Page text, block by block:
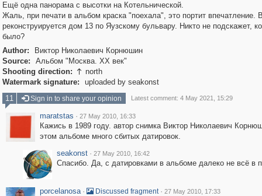
Ещё одна панорама с высотки на Котельнической.
Жаль, при печати в альбом краска "поехала", это портит впечатление.
реконструируется дом 13 по Яузскому бульвару. Никто не подскажет,
было?
Author:
Виктор Николаевич Корнюшин
Source:
Альбом "Москва. ХХ век"
Shooting direction:  north
Watermark signature:
uploaded by seakonst
11
Sign in to share your opinion Latest comment: 4 May 2021, 15:29
maratstas · 27 May 2010, 16:33
Кажись в 1989 году. автор снимка Виктор Николаевич
этом альбоме много сбитых датировок.
seakonst · 27 May 2010, 16:42
Спасибо. Да, с датировками в альбоме далеко не всё в
porcelanosa · Discussed fragment · 27 May 2010, 17:33